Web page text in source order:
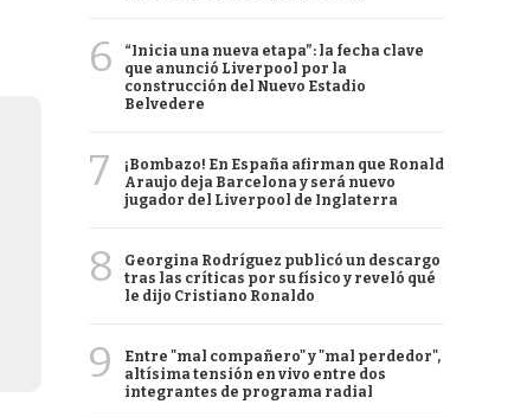
6
“Inicia una nueva etapa”: la fecha clave
que anunció Liverpool por la
construcción del Nuevo Estadio
Belvedere
7
¡Bombazo! En España afirman que Ronald
Araujo deja Barcelona y será nuevo
jugador del Liverpool de Inglaterra
8
Georgina Rodríguez publicó un descargo
tras las críticas por su físico y reveló qué
le dijo Cristiano Ronaldo
9
Entre "mal compañero" y "mal perdedor",
altísima tensión en vivo entre dos
integrantes de programa radial